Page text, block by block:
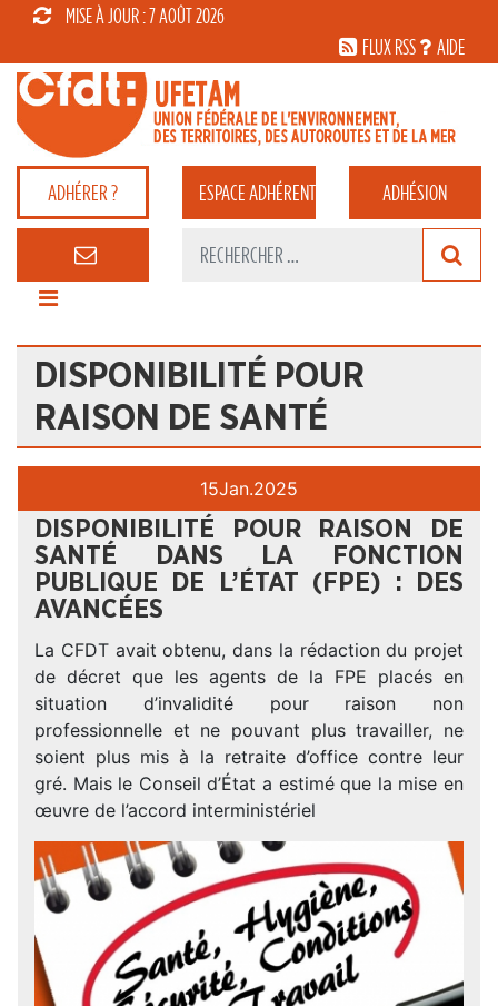
MISE À JOUR : 7 AOÛT 2026
FLUX RSS
AIDE
ADHÉRER ? ESPACEADHÉRENT ADHÉSION
DISPONIBILITÉ POUR
RAISON DE SANTÉ
15Jan.2025
DISPONIBILITÉ POUR RAISON DE
SANTÉ DANS LA FONCTION
PUBLIQUE DE L’ÉTAT (FPE) : DES
AVANCÉES
La CFDT avait obtenu, dans la rédaction du projet
de décret que les agents de la FPE placés en
situation d’invalidité pour raison non
professionnelle et ne pouvant plus travailler, ne
soient plus mis à la retraite d’office contre leur
gré. Mais le Conseil d’État a estimé que la mise en
œuvre de l’accord interministériel